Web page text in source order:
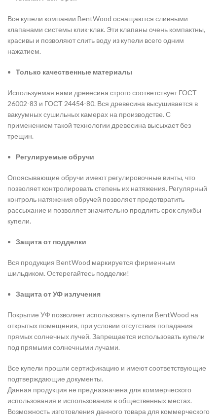
Все купели компании BentWood оснащаются сливными
клапанами системы клик-клак. Эти клапаны очень компактны,
красивы и позволяют слить воду из купели всего одним
нажатием.
Только качественные материалы
Используемая нами древесина строго соответствует ГОСТ
26002-83 и ГОСТ 24454-80. Вся древесина высушивается в
вакуумных сушильных камерах на производстве. С
применением такой технологии древесина высыхает без
трещин.
Регулируемые обручи
Опоясывающие обручи имеют регулировочные винты, что
позволяет контролировать степень их натяжения. Регулярный
контроль натяжения обручей позволяет предотвратить
рассыхание и позволяет значительно продлить срок службы
купели.
Защита от подделки
Вся продукция BentWood маркируется фирменным
шильдиком. Остерегайтесь подделки!
Защита от УФ излучения
Покрытие УФ позволяет использовать купели BentWood на
открытых помещения, при условии отсутствия попадания
прямых солнечных лучей. Запрещается использовать купели
под прямыми солнечными лучами.
Все купели прошли сертификацию и имеют соответствующие
подтверждающие документы.
Данная продукция не предназначена для коммерческого
использования и использования в общественных местах.
Возможность изготовления данного товара для коммерческого